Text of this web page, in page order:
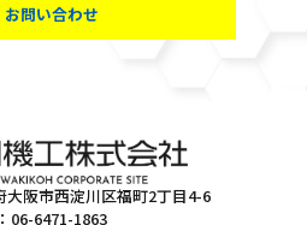
お問い合わせ
阪市西淀川区福町2丁目4-6
06-6471-1863